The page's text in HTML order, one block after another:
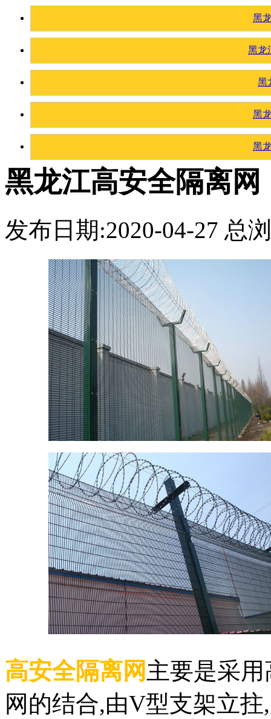
黑
黑龙
黑
黑
黑
黑龙江高安全隔离网
发布日期:2020-04-27 总
高安全隔离网 主要是采
网的结合,由V型支架立